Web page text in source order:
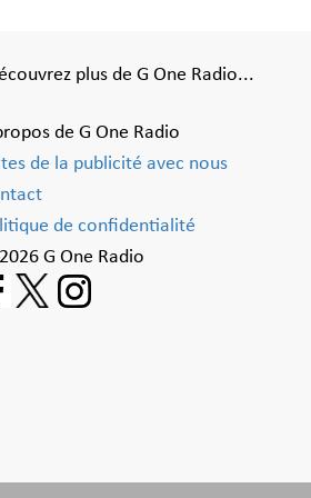
plus de G One Radio...
de G One Radio
de la publicité avec nous
de confidentialité
G One Radio